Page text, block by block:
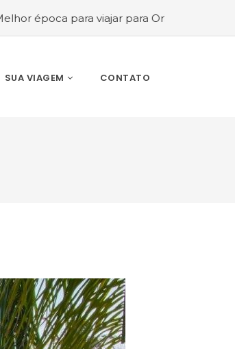
viajar para Orlando: mês a mês (guia
SUA VIAGEM CONTATO